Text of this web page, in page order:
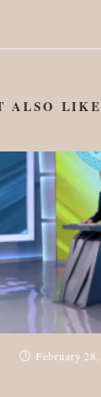
ALSO LIKE
February